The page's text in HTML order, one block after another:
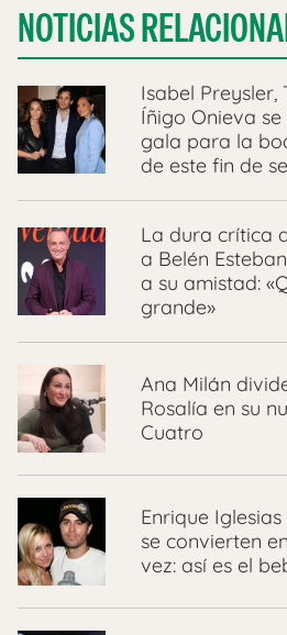
NOTICIAS
Isabel
Íñigo Onieva
gala para la
de este fin de
La dura crítica
a Belén
a su amistad:
grande»
Ana Milán
Rosalía en su
Cuatro
Enrique
se convierten
vez: así es el